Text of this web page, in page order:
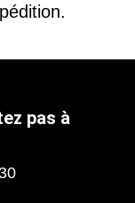
pas à